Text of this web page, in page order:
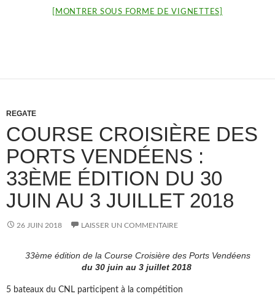
[MONTRER SOUS FORME DE VIGNETTES]
REGATE
COURSE CROISIÈRE DES
PORTS VENDÉENS :
33ÈME ÉDITION DU 30
JUIN AU 3 JUILLET 2018
26 JUIN 2018 LAISSER UN COMMENTAIRE
33ème édition de la Course Croisière des Ports Vendéens
du 30 juin au 3 juillet 2018
5 bateaux du CNL participent à la compétition